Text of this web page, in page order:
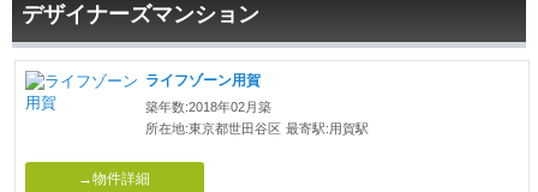
デザイナーズマンション
ライフゾーン用賀
築年数:2018年02月築
所在地:東京都世田谷区 最寄駅:用賀駅
→物件詳細